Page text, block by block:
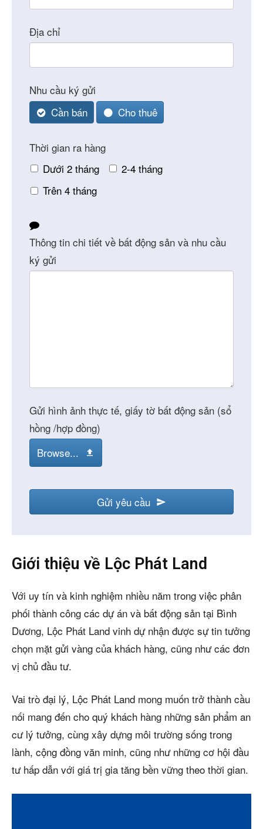
Địa chỉ
Nhu cầu ký gửi
Cần bán
Cho thuê
Thời gian ra hàng
Dưới 2 tháng
2-4 tháng
Trên 4 tháng
Thông tin chi tiết về bất động sản và nhu cầu
ký gửi
Gửi hình ảnh thực tế, giấy tờ bất động sản (sổ
hồng /hợp đồng)
Browse...
Gửi yêu cầu
Giới thiệu về Lộc Phát Land
Với uy tín và kinh nghiệm nhiều năm trong việc phân
phối thành công các dự án và bất động sản tại Bình
Dương, Lộc Phát Land vinh dự nhận được sự tin tưởng
chọn mặt gửi vàng của khách hàng, cũng như các đơn
vị chủ đầu tư.
Vai trò đại lý, Lộc Phát Land mong muốn trở thành cầu
nối mang đến cho quý khách hàng những sản phẩm an
cư lý tưởng, cùng xây dựng môi trường sống trong
lành, cộng đồng văn minh, cũng như những cơ hội đầu
tư hấp dẫn với giá trị gia tăng bền vững theo thời gian.